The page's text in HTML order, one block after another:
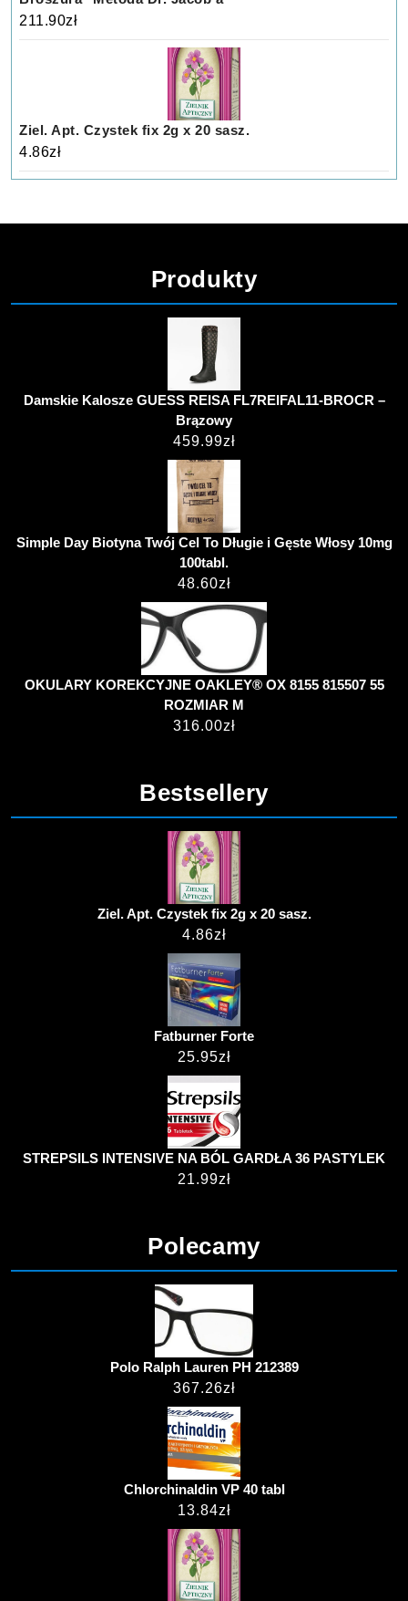
211.90zł
Ziel. Apt. Czystek fix 2g x 20 sasz.
4.86zł
Produkty
Damskie Kalosze GUESS REISA FL7REIFAL11-BROCR –
Brązowy
459.99zł
Simple Day Biotyna Twój Cel To Długie i Gęste Włosy 10mg
100tabl.
48.60zł
OKULARY KOREKCYJNE OAKLEY® OX 8155 815507 55
ROZMIAR M
316.00zł
Bestsellery
Ziel. Apt. Czystek fix 2g x 20 sasz.
4.86zł
Fatburner Forte
25.95zł
STREPSILS INTENSIVE NA BÓL GARDŁA 36 PASTYLEK
21.99zł
Polecamy
Polo Ralph Lauren PH 212389
367.26zł
Chlorchinaldin VP 40 tabl
13.84zł